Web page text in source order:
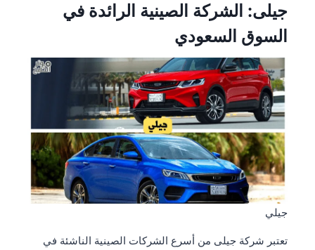
جيلى: الشركة الصينية الرائدة في
السوق السعودي
جيلي
تعتبر شركة جيلى من أسرع الشركات الصينية الناشئة في